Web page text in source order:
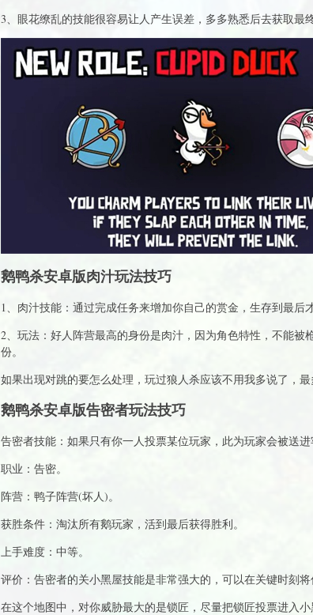
3、眼花缭乱的技能很容易让人产生误差，多多熟悉后去获取最
鹅鸭杀安卓版肉汁玩法技巧
1、肉汁技能：通过完成任务来增加你自己的赏金，生存到最后
2、玩法：好人阵营最高的身份是肉汁，因为角色特性，不能
份。
如果出现对跳的要怎么处理，玩过狼人杀应该不用我多说了，最
鹅鸭杀安卓版告密者玩法技巧
告密者技能：如果只有你一人投票某位玩家，此为玩家会被送进
职业：告密。
阵营：鸭子阵营(坏人)。
获胜条件：淘汰所有鹅玩家，活到最后获得胜利。
上手难度：中等。
评价：告密者的关小黑屋技能是非常强大的，可以在关键时刻将
在这个地图中，对你威胁最大的是锁匠，尽量把锁匠投票进入小